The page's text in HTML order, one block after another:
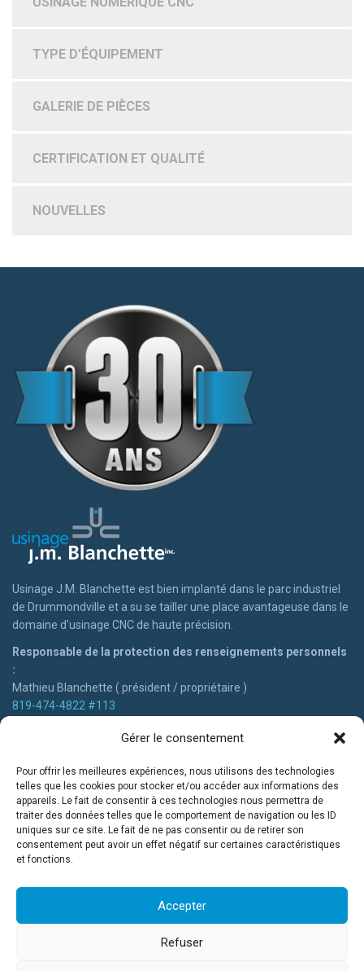
Gérer le consentement
Pour offrir les meilleures expériences, nous utilisons des technologies
telles que les cookies pour stocker et/ou accéder aux informations des
appareils. Le fait de consentir à ces technologies nous permettra de
traiter des données telles que le comportement de navigation ou les ID
uniques sur ce site. Le fait de ne pas consentir ou de retirer son
consentement peut avoir un effet négatif sur certaines caractéristiques
et fonctions.
Accepter
Refuser
TYPE D’ÉQUIPEMENT
GALERIE DE PIÈCES
CERTIFICATION ET QUALITÉ
NOUVELLES
Usinage J.M. Blanchette est bien implanté dans le parc industriel
de Drummondville et a su se tailler une place avantageuse dans le
domaine d'usinage CNC de haute précision.
Responsable de la protection des renseignements personnels
:
Mathieu Blanchette ( président / propriétaire )
819-474-4822 #113
Besoin de nos services?
Que votre projet demande un haut niveau de précision et
complexité, nous avons l'expertise, la créativité, la qualité et la
d'usinage !
DEMANDER UNE SOUMISSION